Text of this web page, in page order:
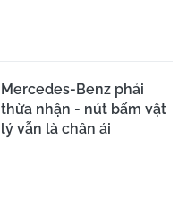
Mercedes-Benz phải
thừa nhận - nút bấm vật
lý vẫn là chân ái